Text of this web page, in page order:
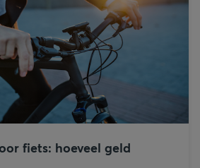
fiets: hoeveel geld